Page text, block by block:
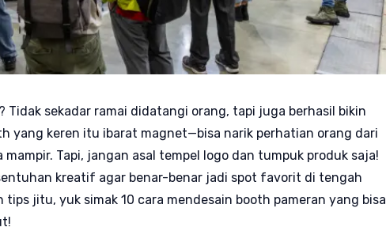
Tidak sekadar ramai didatangi orang, tapi juga berhasil bikin
yang keren itu ibarat magnet—bisa narik perhatian orang dari
Tapi, jangan asal tempel logo dan tumpuk produk saja!
kreatif agar benar-benar jadi spot favorit di tengah
tips jitu, yuk simak 10 cara mendesain booth pameran yang bisa